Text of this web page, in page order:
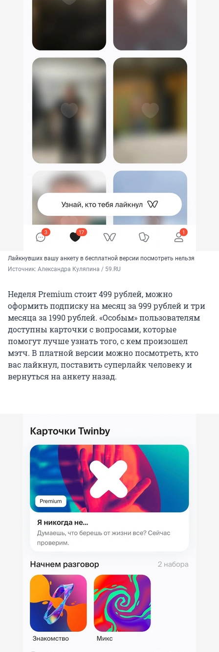
Лайкнувших вашу анкету в бесплатной версии посмотреть нельзя
Источник: Александра Куляпина / 59.RU
Неделя Premium стоит 499 рублей, можно
оформить подписку на месяц за 999 рублей и три
месяца за 1990 рублей. «Особым» пользователям
доступны карточки с вопросами, которые
помогут лучше узнать того, с кем произошел
мэтч. В платной версии можно посмотреть, кто
вас лайкнул, поставить суперлайк человеку и
вернуться на анкету назад.